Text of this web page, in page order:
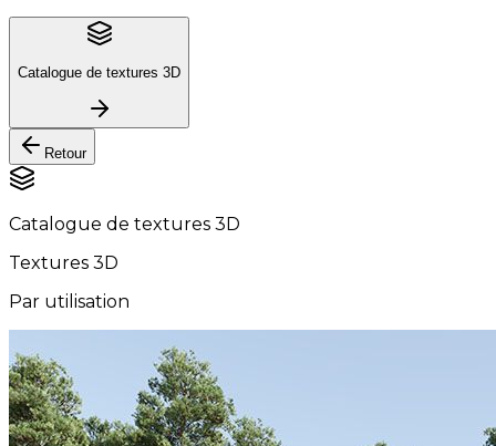
Catalogue de textures 3D
Retour
Catalogue de textures 3D
Textures 3D
Par utilisation